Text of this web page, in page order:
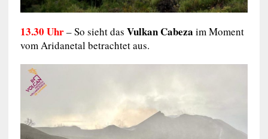
13.30 Uhr– So sieht das Vulkan Cabeza im Moment
vom Aridanetal betrachtet aus.